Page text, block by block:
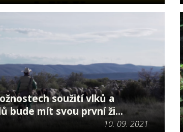
soužití vlků a
bude mít svou první ži...
10. 09. 2021